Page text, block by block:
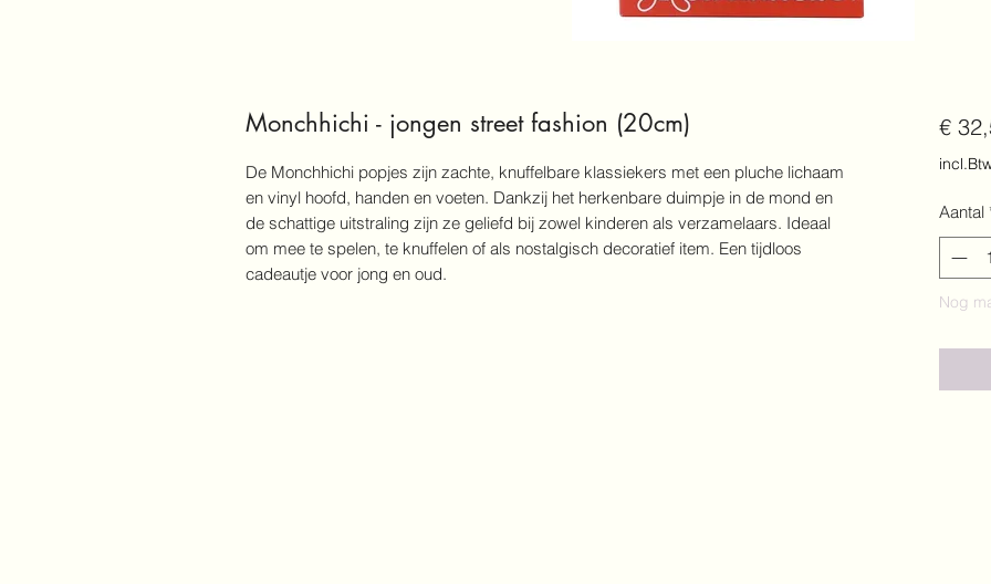
Monchhichi - jongen street fashion (20cm)
De Monchhichi popjes zijn zachte, knuffelbare klassiekers met een pluche lichaam
en vinyl hoofd, handen en voeten. Dankzij het herkenbare duimpje in de mond en
de schattige uitstraling zijn ze geliefd bij zowel kinderen als verzamelaars. Ideaal
om mee te spelen, te knuffelen of als nostalgisch decoratief item. Een tijdloos
cadeautje voor jong en oud.
€
Aantal
Nog